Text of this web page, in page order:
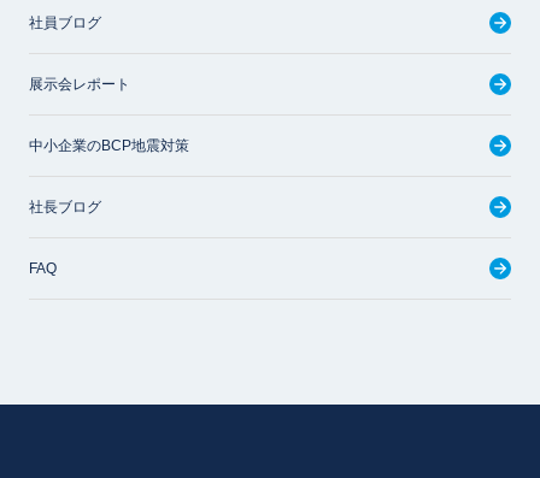
社員ブログ
展示会レポート
中小企業のBCP地震対策
社長ブログ
FAQ